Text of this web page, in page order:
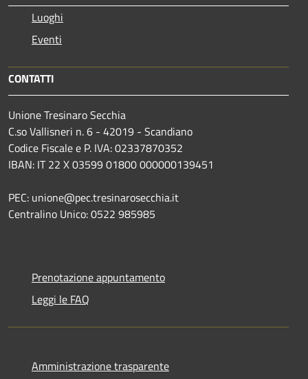
Luoghi
Eventi
CONTATTI
Unione Tresinaro Secchia
C.so Vallisneri n. 6 - 42019 - Scandiano
Codice Fiscale e P. IVA: 02337870352
IBAN: IT 22 X 03599 01800 000000139451
PEC: unione@pec.tresinarosecchia.it
Centralino Unico: 0522 985985
Prenotazione appuntamento
Leggi le FAQ
Amministrazione trasparente